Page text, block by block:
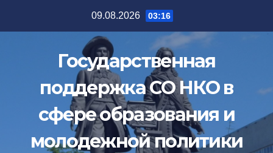
09.08.2026 03:16
Государственная
поддержка СО НКО в
сфере образования и
молодежной политики